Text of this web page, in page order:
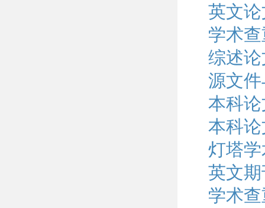
英文
学术
综述
源文
本科
本科
灯塔
英文
学术